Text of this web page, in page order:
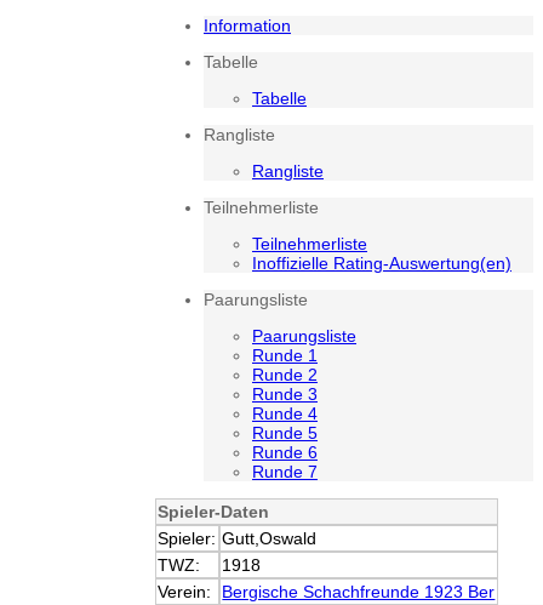
Information
Tabelle
Tabelle
Rangliste
Rangliste
Teilnehmerliste
Teilnehmerliste
Inoffizielle Rating-Auswertung(en)
Paarungsliste
Paarungsliste
Runde 1
Runde 2
Runde 3
Runde 4
Runde 5
Runde 6
Runde 7
Spieler-Daten
Spieler: Gutt,Oswald
TWZ:
1918
Verein:
Bergische Schachfreunde 1923 Ber